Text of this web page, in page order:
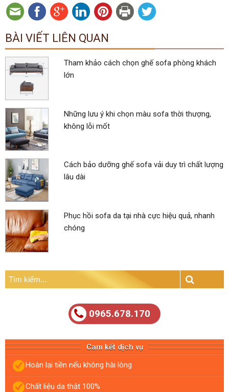
BÀI VIẾT LIÊN QUAN
Tham khảo cách chọn ghế sofa phòng khách
lớn
Những lưu ý khi chọn màu sofa thời thượng,
không lỗi mốt
Cách bảo dưỡng ghế sofa vải duy trì chất lượng
lâu dài
Phục hồi sofa da tại nhà cực hiệu quả, nhanh
chóng
Tìm
kiếm:
0965.678.170
Cam kết dịch vụ
Hoàn lại tiền nếu không hài lòng
Chất liệu da thật 100%